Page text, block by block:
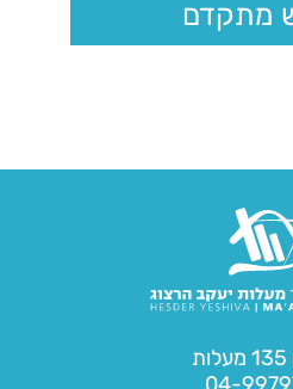
מתקדם